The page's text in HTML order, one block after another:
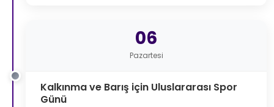
06
Pazartesi
Kalkınma ve Barış için Uluslararası Spor
Günü